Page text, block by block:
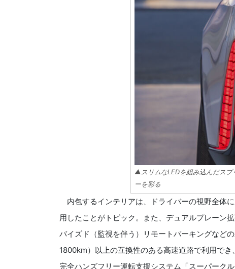
▲スリムなLEDを組み込んだスプ
ーを彩る
内包するインテリアは、ドライバーの視野全体
用したことがトピック。また、デュアルプレーン
バイズド（監視を伴う）リモートパーキングなど
1800km）以上の互換性のある高速道路で利用で
完全ハンズフリー運転支援システム「スーパーク